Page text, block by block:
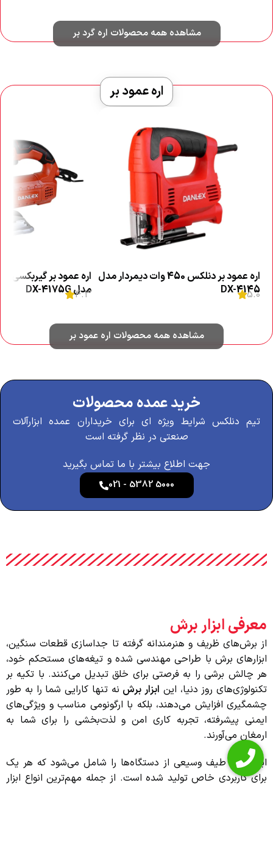
مشاهده همه محصولات اره گرد بر
اره عمود بر
اره عمود بر دنلکس 450 وات دیمردار مدل
DX-4145
5.0 مدل DX-4175G
4.3
مشاهده همه محصولات اره عمود بر
خرید عمده محصولات
تیم دنلکس شرایط ویژه ای برای خریداران عمده ابزارآلات
صنعتی در نظر گرفته است
جهت اطلاع بیشتر با ما تماس بگیرید
021 - 5382 5000
معرفی ابزار برش
از برش‌های ظریف و هنرمندانه گرفته تا جداسازی قطعات سنگین،
ابزارهای برش با طراحی مهندسی شده و تیغه‌های مستحکم خود،
هر چالش برشی را به فرصتی برای خلق تبدیل می‌کنند. با تکیه بر
تکنولوژی‌های روز دنیا، این ابزار برش نه تنها کارایی شما را به طور
چشمگیری افزایش می‌دهند، بلکه با ارگونومی مناسب و ویژگی‌های
ایمنی پیشرفته، تجربه کاری امن و لذت‌بخشی را برای شما به
ارمغان می‌آورند.
ابزار برش طیف وسیعی از دستگاه‌ها را شامل می‌شود که هر یک
برای کاربردی خاص تولید شده است. از جمله مهم‌ترین انواع ابزار